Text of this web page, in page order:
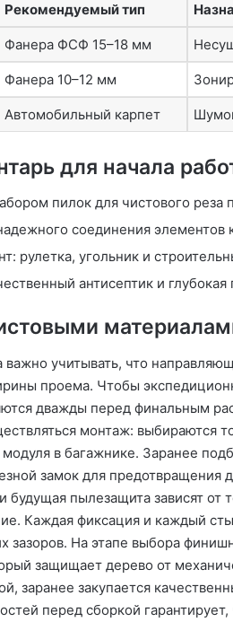
Рекомендуемый тип
Фанера ФСФ 15–18 мм
Фанера 10–12 мм
Автомобильный карпет
для начала
пилок для чистового реза
соединения элементов
рулетка, угольник и
антисептик и
важно учитывать, что
проема. Чтобы
дважды перед финальным
монтаж: выбираются
в багажнике. Заранее
замок для предотвращения
пылезащита зависят от
Каждая фиксация и каждый
зазоров. На этапе выбора
защищает дерево от
заранее закупается
перед сборкой